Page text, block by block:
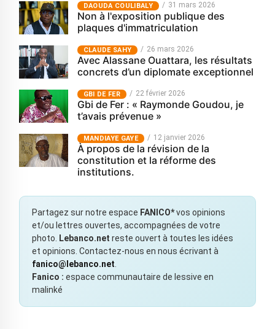
‎DAOUDA COULIBALY 31 mars 2026
Non à l'exposition publique des
plaques d'immatriculation
CLAUDE SAHY 26 mars 2026
Avec Alassane Ouattara, les résultats
concrets d’un diplomate exceptionnel
GBI DE FER 22 février 2026
Gbi de Fer : « Raymonde Goudou, je
t’avais prévenue »
MANDIAYE GAYE 12 janvier 2026
À propos de la révision de la
constitution et la réforme des
institutions.
Partagez sur notre espace FANICO*vos opinions
et/ou lettres ouvertes, accompagnées de votre
photo.
Lebanco.net reste ouvert à toutes les idées
et opinions. Contactez-nous en nous écrivant à
fanico@lebanco.net
Fanico : espace communautaire de lessive en
malinké